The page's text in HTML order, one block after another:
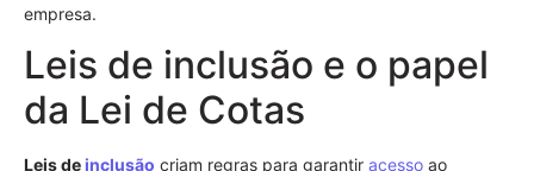
empresa.
Leis de inclusão e o papel
da Lei de Cotas
Leis deinclusão criam regras para garantir acesso ao